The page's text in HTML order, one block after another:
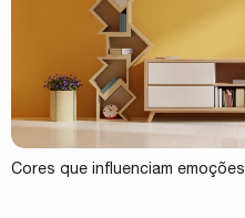
Cores que influenciam emoções